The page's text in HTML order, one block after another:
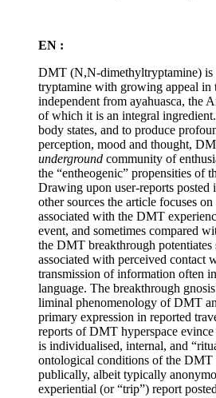
EN :
DMT (N,N-dimethyltryptamine) is
tryptamine with growing appeal in
independent from ayahuasca, the
of which it is an integral
body states, and to produce
perception, mood and thought,
underground community of
the “entheogenic” propensities of
Drawing upon user-reports posted
other sources the article focuses
associated with the DMT
event, and sometimes compared
the DMT breakthrough
associated with perceived contact
transmission of information often
language. The breakthrough
liminal phenomenology of DMT
primary expression in reported
reports of DMT hyperspace
is individualised, internal, and
ontological conditions of the DMT
publically, albeit typically
experiential (or “trip”) report